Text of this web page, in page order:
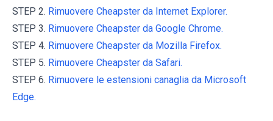
STEP 2. Rimuovere Cheapster da Internet Explorer.
STEP 3. Rimuovere Cheapster da Google Chrome.
STEP 4. Rimuovere Cheapster da Mozilla Firefox.
STEP 5. Rimuovere Cheapster da Safari.
STEP 6. Rimuovere le estensioni canaglia da Microsoft
Edge.